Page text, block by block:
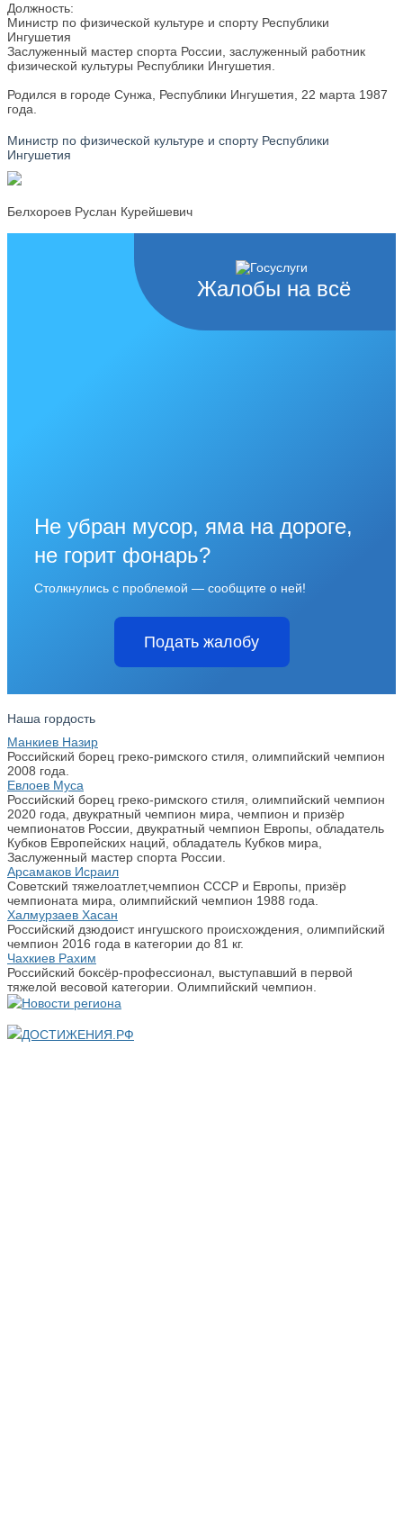
Должность:
Министр по физической культуре и спорту Республики
Ингушетия
Заслуженный мастер спорта России, заслуженный работник
физической культуры Республики Ингушетия.
Родился в городе Сунжа, Республики Ингушетия, 22 марта 1987
года.
Министр по физической культуре и спорту Республики
Ингушетия
Белхороев Руслан Курейшевич
Жалобы на всё
Не убран мусор, яма на дороге,
не горит фонарь?
Столкнулись с проблемой — сообщите о ней!
Подать жалобу
Наша гордость
Манкиев Назир
Российский борец греко-римского стиля, олимпийский чемпион
2008 года.
Евлоев Муса
Российский борец греко-римского стиля, олимпийский чемпион
2020 года, двукратный чемпион мира, чемпион и призёр
чемпионатов России, двукратный чемпион Европы, обладатель
Кубков Европейских наций, обладатель Кубков мира,
Заслуженный мастер спорта России.
Арсамаков Исраил
Советский тяжелоатлет,чемпион СССР и Европы, призёр
чемпионата мира, олимпийский чемпион 1988 года.
Халмурзаев Хасан
Российский дзюдоист ингушского происхождения, олимпийский
чемпион 2016 года в категории до 81 кг.
Чахкиев Рахим
Российский боксёр-профессионал, выступавший в первой
тяжелой весовой категории. Олимпийский чемпион.
ДОСТИЖЕНИЯ.РФ